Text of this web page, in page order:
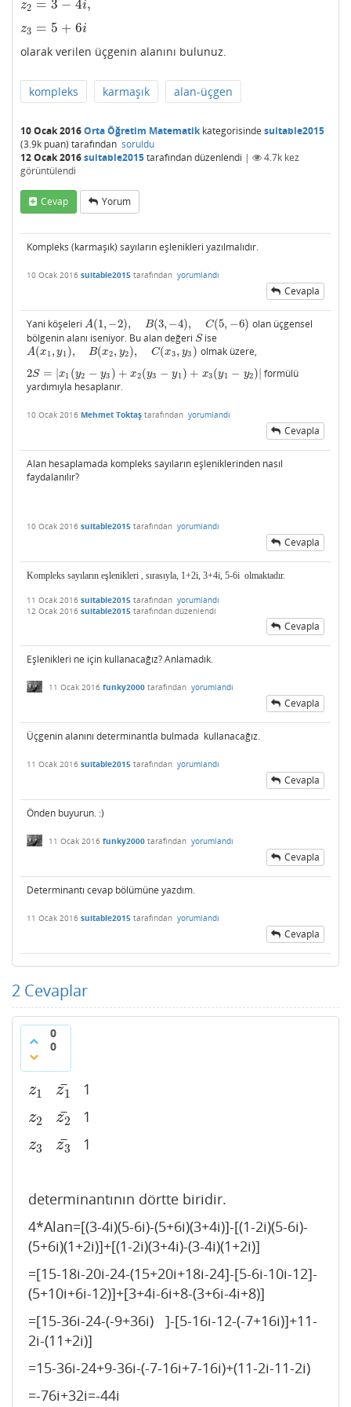
z2 = 3 − 4i,
z2 =3− 4 ,
z3 = 5 + 6i
z3 =5+ 6
olarak verilen üçgenin alanını bulunuz.
kompleks karmaşık alan-üçgen
10 Ocak 2016Orta Öğretim Matematikkategorisinde suitable2015
(3.9k puan) tarafından soruldu
12 Ocak 2016suitable2015tarafındandüzenlendi | 4.7k kez
görüntülendi
Cevap Yorum
Kompleks (karmaşık) sayıların eşlenikleri yazılmalıdır.
10 Ocak 2016 suitable2015 tarafından yorumlandı
Cevapla
Yani köşeleri A(1, −2), B(3, −4), C(5, −6)
A(1,− 2),B(3 4),C(5 −6)
olan üçgensel
bölgenin alanı iseniyor. Bu alan değeri S
Sise
A(x1 , y1), B(x2, y2), C(x3, y3 )
A(x1,y1),B(x y2),C(x 3,y3)
olmak üzere,
2S = x1 (y2 − y3 ) + x2(y3 − y1 ) + x3(y1 − y2)
2S= |x (y2−y3 )+x2(y3−y 1)+x3( y1−y2) |
formülü
yardımıyla hesaplanır.
10 Ocak 2016 Mehmet Toktaş tarafından yorumlandı
Cevapla
Alan hesaplamada kompleks sayıların eşleniklerinden nasıl
faydalanılır?
10 Ocak 2016 suitable2015 tarafından yorumlandı
Cevapla
Kompleks sayıların eşlenikleri , sırasıyla, 1+2i, 3+4i, 5-6i olmaktadır.
11 Ocak 2016 suitable2015 tarafından yorumlandı
12 Ocak 2016 suitable2015 tarafından düzenlendi
Cevapla
Eşlenikleri ne için kullanacağız? Anlamadık.
11 Ocak 2016 funky2000 tarafından yorumlandı
Cevapla
Üçgenin alanını determinantla bulmada kullanacağız.
11 Ocak 2016 suitable2015 tarafından yorumlandı
Cevapla
Önden buyurun. :)
11 Ocak 2016 funky2000 tarafından yorumlandı
Cevapla
Determinantı cevap bölümüne yazdım.
11 Ocak 2016 suitable2015 tarafından yorumlandı
Cevapla
2 Cevaplar
0
0
z1
z1 z1
¯
z1 1
z2
z2 z2
¯
z2 1
z3
z3 z3
¯
z3 1
determinantının dörtte biridir.
4*Alan=[(3-4i)(5-6i)-(5+6i)(3+4i)]-[(1-2i)(5-6i)-
(5+6i)(1+2i)]+[(1-2i)(3+4i)-(3-4i)(1+2i)]
=[15-18i-20i-24-(15+20i+18i-24]-[5-6i-10i-12]-
(5+10i+6i-12)]+[3+4i-6i+8-(3+6i-4i+8)]
=[15-36i-24-(-9+36i) ]-[5-16i-12-(-7+16i)]+11-
2i-(11+2i)]
=15-36i-24+9-36i-(-7-16i+7-16i)+(11-2i-11-2i)
=-76i+32i=-44i